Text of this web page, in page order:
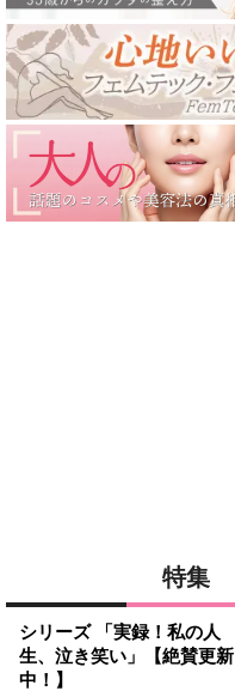
特集
シリーズ 「実録！私の人
生、泣き笑い」【絶賛更新
中！】